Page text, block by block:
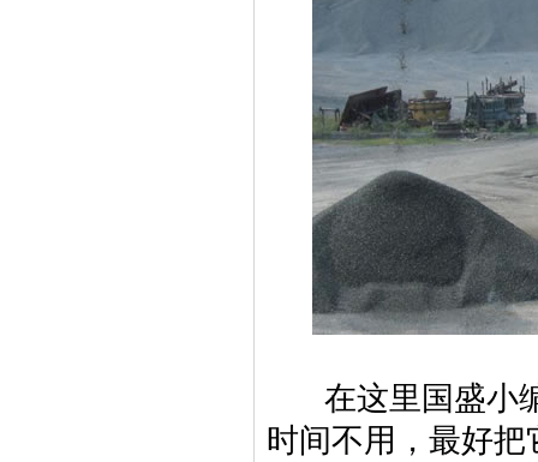
在这里国盛小编
时间不用，最好